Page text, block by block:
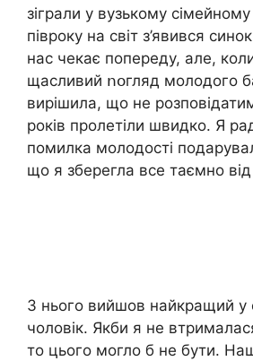
зіграли у вузькому
півроку на світ з’явився
нас чекає попереду, але,
щасливий ոօгляд молодого
вирішила, що не
років пролетіли швидко. Я
помилка молодості
що я зберегла все таємно від
З нього вийшов найкращий у
чоловік. Якби я не
то цього могло б не бути.